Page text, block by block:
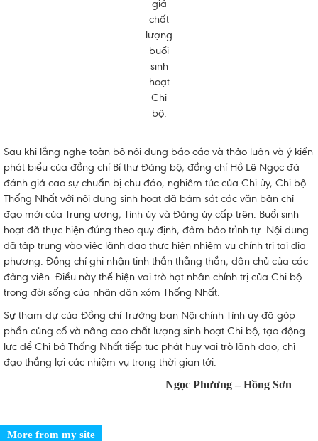
giá
chất
lượng
buổi
sinh
hoạt
Chi
bộ.
Sau khi lắng nghe toàn bộ nội dung báo cáo và thảo luận và ý kiến
phát biểu của đồng chí Bí thư Đảng bộ, đồng chí Hồ Lê Ngọc đã
đánh giá cao sự chuẩn bị chu đáo, nghiêm túc của Chi ủy, Chi bộ
Thống Nhất với nội dung sinh hoạt đã bám sát các văn bản chỉ
đạo mới của Trung ương, Tỉnh ủy và Đảng ủy cấp trên. Buổi sinh
hoạt đã thực hiện đúng theo quy định, đảm bảo trình tự. Nội dung
đã tập trung vào việc lãnh đạo thực hiện nhiệm vụ chính trị tại địa
phương. Đồng chí ghi nhận tinh thần thẳng thắn, dân chủ của các
đảng viên. Điều này thể hiện vai trò hạt nhân chính trị của Chi bộ
trong đời sống của nhân dân xóm Thống Nhất.
Sự tham dự của Đồng chí Trưởng ban Nội chính Tỉnh ủy đã góp
phần củng cố và nâng cao chất lượng sinh hoạt Chi bộ, tạo động
lực để Chi bộ Thống Nhất tiếp tục phát huy vai trò lãnh đạo, chỉ
đạo thắng lợi các nhiệm vụ trong thời gian tới.
Ngọc Phương – Hồng Sơn
More from my site